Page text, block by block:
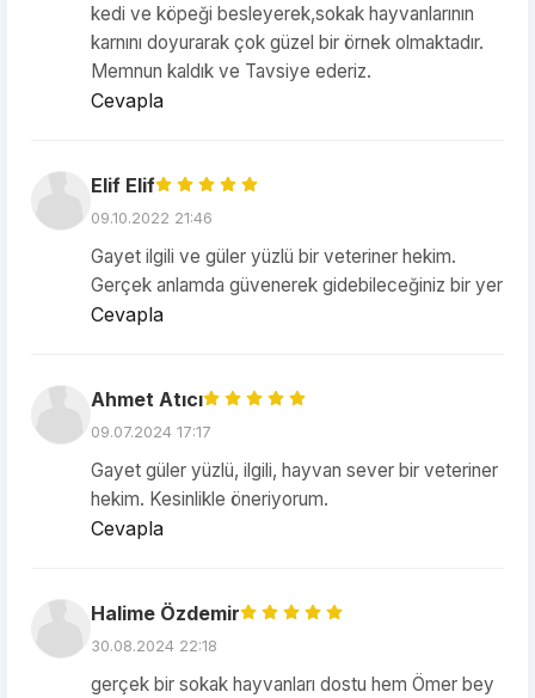
kedi ve köpeği besleyerek,sokak hayvanlarının
karnını doyurarak çok güzel bir örnek olmaktadır.
Memnun kaldık ve Tavsiye ederiz.
Cevapla
Elif Elif
09.10.2022 21:46
Gayet ilgili ve güler yüzlü bir veteriner hekim.
Gerçek anlamda güvenerek gidebileceğiniz bir yer
Cevapla
Ahmet Atıcı
09.07.2024 17:17
Gayet güler yüzlü, ilgili, hayvan sever bir veteriner
hekim. Kesinlikle öneriyorum.
Cevapla
Halime Özdemir
30.08.2024 22:18
gerçek bir sokak hayvanları dostu hem Ömer bey